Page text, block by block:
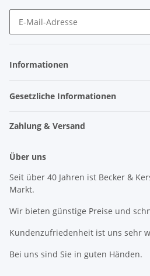
Informationen
Gesetzliche Informationen
Zahlung & Versand
Über uns
Seit über 40 Jahren ist Becker &
Markt.
Wir bieten günstige Preise und
Kundenzufriedenheit ist uns sehr
Bei uns sind Sie in guten Händen.